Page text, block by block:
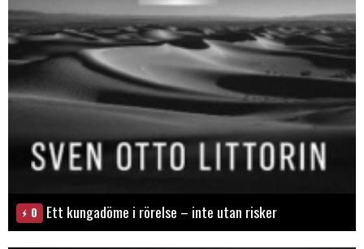
0 Ett kungadöme i rörelse – inte utan risker